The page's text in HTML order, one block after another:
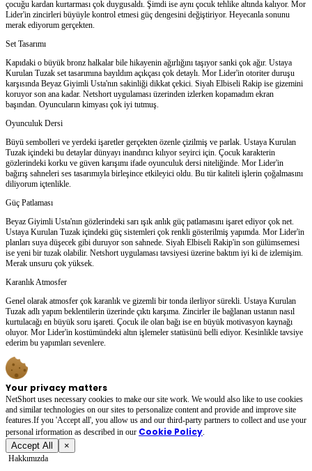
çocuğu kardan kurtarması çok duygusaldı. Şimdi ise aynı çocuk tehlike altında kalıyor. Mor
Lider'in zincirleri büyüyle kontrol etmesi güç dengesini değiştiriyor. Heyecanla sonunu
merak ediyorum gerçekten.
Set Tasarımı
Kapıdaki o büyük bronz halkalar bile hikayenin ağırlığını taşıyor sanki çok ağır. Ustaya
Kurulan Tuzak set tasarımına bayıldım açıkçası çok detaylı. Mor Lider'in otoriter duruşu
karşısında Beyaz Giyimli Usta'nın sakinliği dikkat çekici. Siyah Elbiseli Rakip ise gizemini
koruyor son ana kadar. Netshort uygulaması üzerinden izlerken kopamadım ekran
başından. Oyuncuların kimyası çok iyi tutmuş.
Oyunculuk Dersi
Büyü sembolleri ve yerdeki işaretler gerçekten özenle çizilmiş ve parlak. Ustaya Kurulan
Tuzak içindeki bu detaylar dünyayı inandırıcı kılıyor seyirci için. Çocuk karakterin
gözlerindeki korku ve güven karışımı ifade oyunculuk dersi niteliğinde. Mor Lider'in
bağırış sahneleri ses tasarımıyla birleşince etkileyici oldu. Bu tür kaliteli işlerin çoğalmasını
diliyorum içtenlikle.
Güç Patlaması
Beyaz Giyimli Usta'nın gözlerindeki sarı ışık anlık güç patlamasını işaret ediyor çok net.
Ustaya Kurulan Tuzak içindeki güç sistemleri çok renkli gösterilmiş yapımda. Mor Lider'in
planları suya düşecek gibi duruyor son sahnede. Siyah Elbiseli Rakip'in son gülümsemesi
ise yeni bir tuzak olabilir. Netshort uygulaması tavsiyesi üzerine baktım iyi ki de izlemişim.
Merak unsuru çok yüksek.
Karanlık Atmosfer
Genel olarak atmosfer çok karanlık ve gizemli bir tonda ilerliyor sürekli. Ustaya Kurulan
Tuzak adlı yapım beklentilerin üzerinde çıktı karşıma. Zincirler ile bağlanan ustanın nasıl
kurtulacağı en büyük soru işareti. Çocuk ile olan bağı ise en büyük motivasyon kaynağı
oluyor. Mor Lider'in kostümündeki altın işlemeler statüsünü belli ediyor. Kesinlikle tavsiye
ederim bu yapımları sevenlere.
Your privacy matters
NetShort uses necessary cookies to make our site work. We would also like to use cookies
and similar technologies on our sites to personalize content and provide and improve site
features.If you 'Accept all', you allow us and our third-party partners to collect and use your
personal irformation as described in our Cookie Policy.
Accept All ×
Hakkımızda